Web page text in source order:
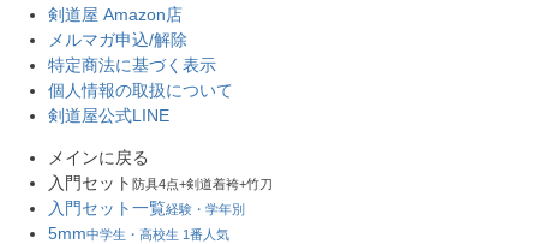
剣道屋 Amazon店
メルマガ申込/解除
特定商法に基づく表示
個人情報の取扱について
剣道屋公式LINE
メインに戻る
入門セット 防具4点+剣道着袴+竹刀
入門セット一覧経験・学年別
5mm中学生・高校生 1番人気